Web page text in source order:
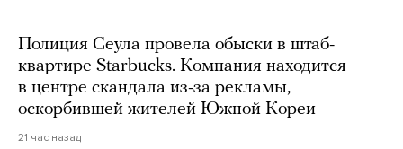
Полиция Сеула провела обыски в штаб-
квартире Starbucks. Компания находится
в центре скандала из-за рекламы,
оскорбившей жителей Южной Кореи
21 час назад